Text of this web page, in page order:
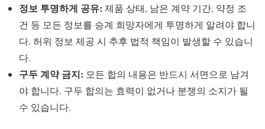
정보 투명하게 공유: 제품 상태, 남은 계약 기간, 약정 조
건 등 모든 정보를 승계 희망자에게 투명하게 알려야 합니
다. 허위 정보 제공 시 추후 법적 책임이 발생할 수 있습니
다.
구두 계약 금지: 모든 합의 내용은 반드시 서면으로 남겨
야 합니다. 구두 합의는 효력이 없거나 분쟁의 소지가 될
수 있습니다.